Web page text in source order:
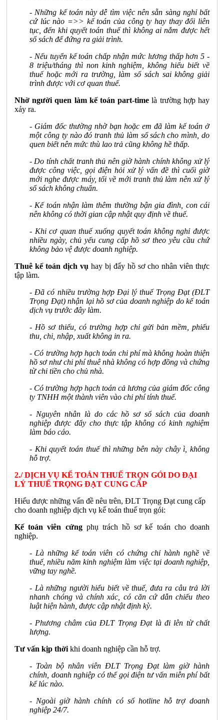
- Những kế toán này dễ tìm việc nên sẵn sàng nghỉ bất
cứ lúc nào =>> kế toán của công ty hay thay đổi liên
tục, đến khi quyết toán thuế thì không ai nắm được hết
sổ sách để đứng ra giải trình.
- Nếu tuyển kế toán chấp nhận mức lương thấp hơn 5 -
8 triệu/tháng thì non kinh nghiệm, không hiểu biết về
thuế hoặc mới ra trường, làm sổ sách sai không giải
trình được với cơ quan thuế.
Nhờ người quen làm kế toán part-time là trường hợp hay
xảy ra.
- Giám đốc thường nhờ bạn hoặc em đã làm kế toán ở
một công ty nào đó tranh thủ làm sổ sách cho mình, do
quen biết nên mức thù lao trả cũng không hề thấp.
- Do tính chất tranh thủ nên giờ hành chính không xử lý
được công việc, gọi điện hỏi xử lý vấn đề thì cuối giờ
mới nghe được máy, tối về mới tranh thủ làm nên xử lý
sổ sách không chuẩn.
- Kế toán nhận làm thêm thường bận gia đình, con cái
nên không có thời gian cập nhật quy định về thuế.
- Khi cơ quan thuế xuống quyết toán không nghỉ được
nhiều ngày, chủ yếu cung cấp hồ sơ theo yêu cầu chứ
không bảo vệ được doanh nghiệp.
Thuê kế toán dịch vụ hay bị đẩy hồ sơ cho nhân viên thực
tập làm.
- Đã có nhiều trường hợp Đại lý thuế Trọng Đạt (ĐLT
Trọng Đạt) nhận lại hồ sơ của doanh nghiệp do kế toán
dịch vụ trước đây làm.
- Hồ sơ thiếu, có trường hợp chỉ gửi bản mềm, phiếu
thu, chi, nhập, xuất không in ra.
- Có trường hợp hạch toán chi phí mà không hoàn thiện
hồ sơ như chi phí thuê nhà không có hợp đồng và chứng
từ chi tiền cho chủ nhà.
- Có trường hợp hạch toán cả lương của giám đốc công
ty TNHH một thành viên vào chi phí tính thuế.
- Nguyên nhân là do các hồ sơ sổ sách của doanh
nghiệp được đẩy cho thực tập không có kinh nghiệm
làm báo cáo.
- Khi quyết toán thuế thì những bên này chây ì, không
hỗ trợ.
2./ DỊCH VỤ KẾ TOÁN THUẾ TRỌN GÓI DO ĐẠI
LÝ THUẾ TRỌNG ĐẠT CUNG CẤP
Hiểu được những vấn đề nêu trên, ĐLT Trọng Đạt cung cấp
cho doanh nghiệp dịch vụ kế toán thuế trọn gói:
Kế toán viên cứngphụ trách hồ sơ kế toán cho doanh
nghiệp.
- Là những kế toán viên có chứng chỉ hành nghề về
thuế, nhiều năm kinh nghiệm làm việc tại doanh nghiệp,
vững tay nghề.
- Là những người hiểu biết về thuế, đưa ra câu trả lời
nhanh chóng và chính xác, có căn cứ dẫn chiếu theo
luật hiện hành, được cập nhật định kỳ.
- Phương châm của ĐLT Trọng Đạt là đi lên từ chất
lượng.
Tư vấn kịp thời khi doanh nghiệp cần hỗ trợ.
- Toàn bộ nhân viên ĐLT Trọng Đạt làm giờ hành
chính, doanh nghiệp có thể gọi điện tư vấn miễn phí bất
kể lúc nào.
- Ngoài giờ hành chính có số hotline hỗ trợ doanh
nghiệp 24/7.